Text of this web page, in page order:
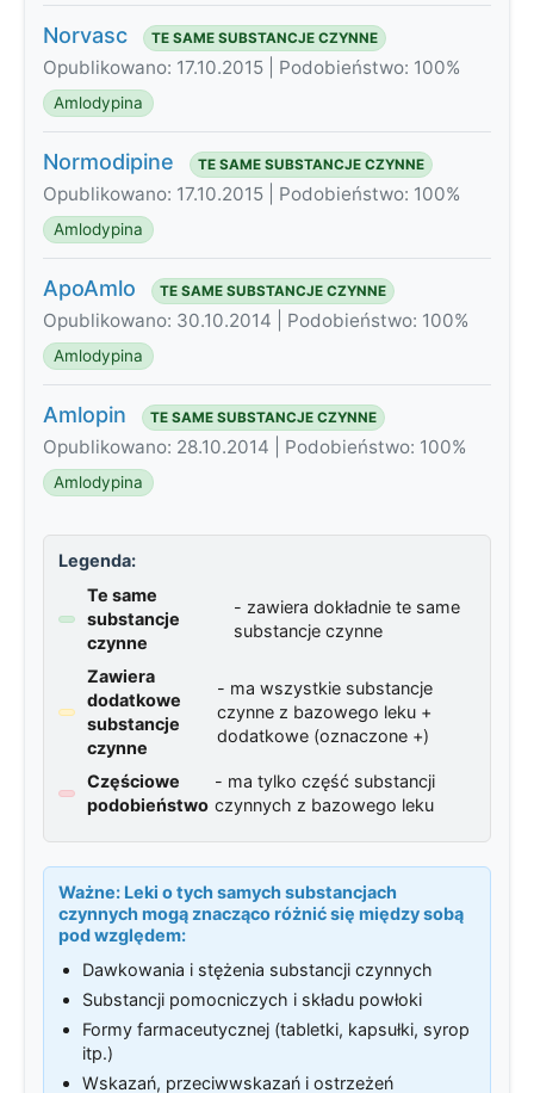
Norvasc TE SAME SUBSTANCJE CZYNNE
Opublikowano: 17.10.2015 | Podobieństwo: 100%
Amlodypina
Normodipine TE SAME SUBSTANCJE CZYNNE
Opublikowano: 17.10.2015 | Podobieństwo: 100%
Amlodypina
ApoAmlo TE SAME SUBSTANCJE CZYNNE
Opublikowano: 30.10.2014 | Podobieństwo: 100%
Amlodypina
Amlopin TE SAME SUBSTANCJE CZYNNE
Opublikowano: 28.10.2014 | Podobieństwo: 100%
Amlodypina
Legenda:
Te same
substancje
czynne
- zawiera dokładnie te same
substancje czynne
Zawiera
dodatkowe
substancje
czynne
- ma wszystkie substancje
czynne z bazowego leku +
dodatkowe (oznaczone +)
Częściowe
podobieństwo
- ma tylko część substancji
czynnych z bazowego leku
Ważne: Leki o tych samych substancjach
czynnych mogą znacząco różnić się między sobą
pod względem:
Dawkowania i stężenia substancji czynnych
Substancji pomocniczych i składu powłoki
Formy farmaceutycznej (tabletki, kapsułki, syrop
itp.)
Wskazań, przeciwwskazań i ostrzeżeń